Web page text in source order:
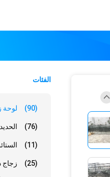
الفئات
لوحة (90)
(76)
(11)
(25)